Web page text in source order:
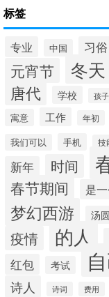
标签
专业 中国 习俗
元宵节 冬天
唐代 学校 孩子
寓意 工作 年初
我们可以 手机 技
新年 时间
春节期间 是
梦幻西游 汤圆
疫情 的人
红包 考试
诗人 诗词 费用